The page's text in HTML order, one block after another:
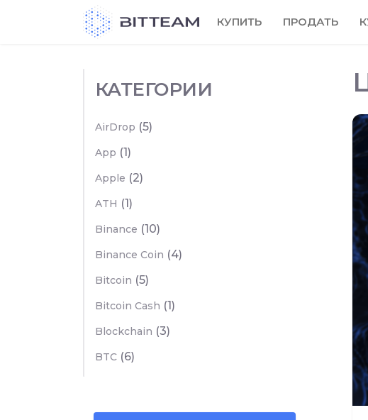
КУПИТЬ ПРОДАТЬ
КАТЕГОРИИ
AirDrop (5)
App (1)
Apple (2)
ATH (1)
Binance (10)
Binance Coin (4)
Bitcoin (5)
Bitcoin Cash (1)
Blockchain (3)
BTC (6)